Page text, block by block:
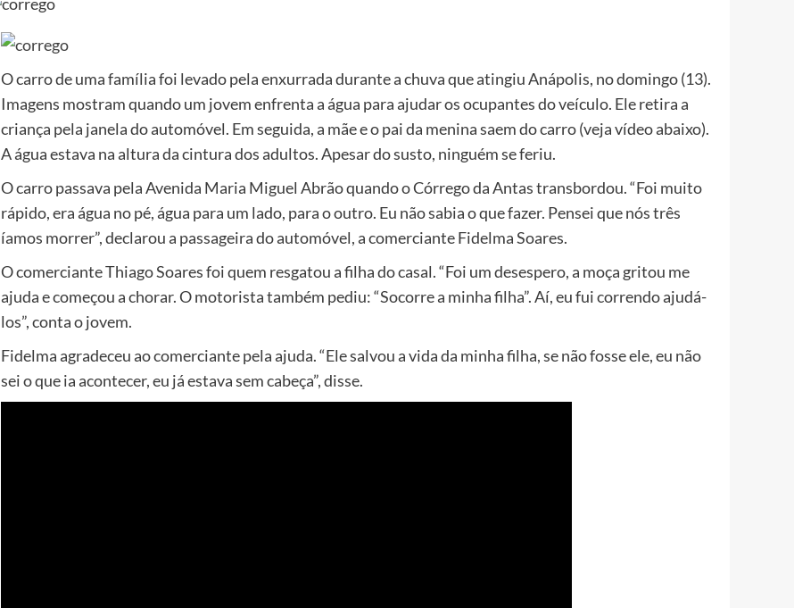
O carro de uma família foi levado pela enxurrada durante a chuva que atingiu Anápolis, no domingo (13).
Imagens mostram quando um jovem enfrenta a água para ajudar os ocupantes do veículo. Ele retira a
criança pela janela do automóvel. Em seguida, a mãe e o pai da menina saem do carro (veja vídeo abaixo).
A água estava na altura da cintura dos adultos. Apesar do susto, ninguém se feriu.
O carro passava pela Avenida Maria Miguel Abrão quando o Córrego da Antas transbordou. “Foi muito
rápido, era água no pé, água para um lado, para o outro. Eu não sabia o que fazer. Pensei que nós três
íamos morrer”, declarou a passageira do automóvel, a comerciante Fidelma Soares.
O comerciante Thiago Soares foi quem resgatou a filha do casal. “Foi um desespero, a moça gritou me
ajuda e começou a chorar. O motorista também pediu: “Socorre a minha filha”. Aí, eu fui correndo ajudá-
los”, conta o jovem.
Fidelma agradeceu ao comerciante pela ajuda. “Ele salvou a vida da minha filha, se não fosse ele, eu não
sei o que ia acontecer, eu já estava sem cabeça”, disse.